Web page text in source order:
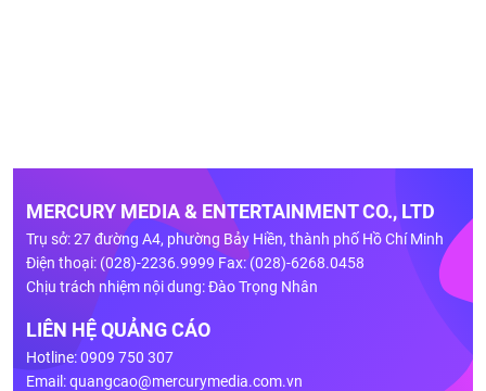
MERCURY MEDIA & ENTERTAINMENT CO., LTD
Trụ sở: 27 đường A4, phường Bảy Hiền, thành phố Hồ Chí Minh
Điện thoại: (028)-2236.9999 Fax: (028)-6268.0458
Chịu trách nhiệm nội dung: Đào Trọng Nhân
LIÊN HỆ QUẢNG CÁO
Hotline: 0909 750 307
Email:quangcao@mercurymedia.com.vn